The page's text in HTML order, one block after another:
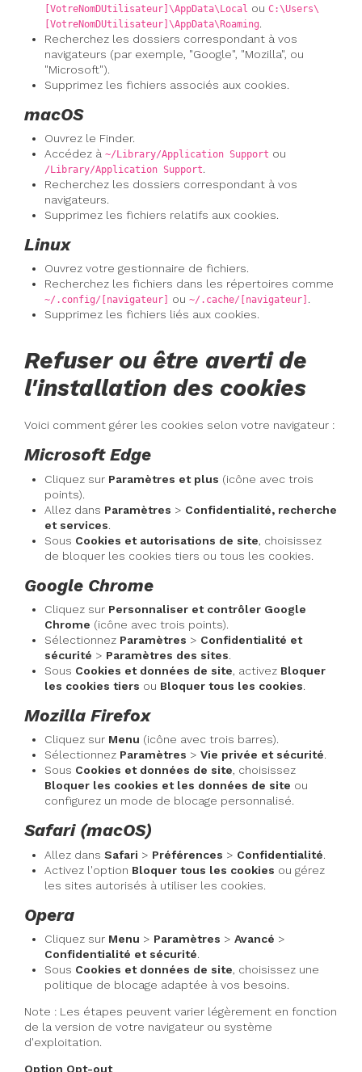
[VotreNomDUtilisateur]\AppData\Local ouC:\Users\
[VotreNomDUtilisateur]\AppData\Roaming.
Recherchez les dossiers correspondant à vos
navigateurs (par exemple, "Google", "Mozilla", ou
"Microsoft").
Supprimez les fichiers associés aux cookies.
macOS
Ouvrez le Finder.
Accédez à~/Library/Application Support ou
/Library/Application Support.
Recherchez les dossiers correspondant à vos
navigateurs.
Supprimez les fichiers relatifs aux cookies.
Linux
Ouvrez votre gestionnaire de fichiers.
Recherchez les fichiers dans les répertoires comme
~/.config/[navigateur] ou~/.cache/[navigateur] .
Supprimez les fichiers liés aux cookies.
Refuser ou être averti de
l'installation des cookies
Voici comment gérer les cookies selon votre navigateur :
Microsoft Edge
Cliquez sur Paramètres et plus (icône avec trois
points).
Allez dans Paramètres > Confidentialité, recherche
et services.
Sous Cookies et autorisations de site, choisissez
de bloquer les cookies tiers ou tous les cookies.
Google Chrome
Cliquez sur Personnaliser et contrôler Google
Chrome (icône avec trois points).
Sélectionnez Paramètres > Confidentialité et
sécurité > Paramètres des sites.
Sous Cookies et données de site, activez Bloquer
les cookies tiers ou Bloquer tous les cookies.
Mozilla Firefox
Cliquez sur Menu (icône avec trois barres).
Sélectionnez Paramètres >Vie privée et sécurité.
Sous Cookies et données de site, choisissez
Bloquer les cookies et les données de site ou
configurez un mode de blocage personnalisé.
Safari (macOS)
Allez dansSafari > Préférences > Confidentialité.
Activez l'option Bloquer tous les cookies ou gérez
les sites autorisés à utiliser les cookies.
Opera
Cliquez sur Menu > Paramètres >Avancé >
Confidentialité et sécurité.
Sous Cookies et données de site, choisissez une
politique de blocage adaptée à vos besoins.
Note : Les étapes peuvent varier légèrement en fonction
de la version de votre navigateur ou système
d'exploitation.
Option Opt-out